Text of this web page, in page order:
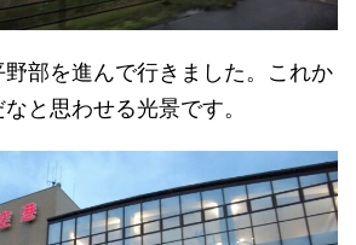
部を進んで行きました。これか
と思わせる光景です。